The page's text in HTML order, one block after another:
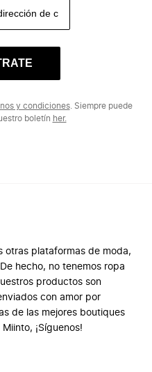
y condiciones. Siempre puede
boletín her.
otras plataformas de moda,
hecho, no tenemos ropa
productos son
con amor por
de las mejores boutiques
¡Síguenos!